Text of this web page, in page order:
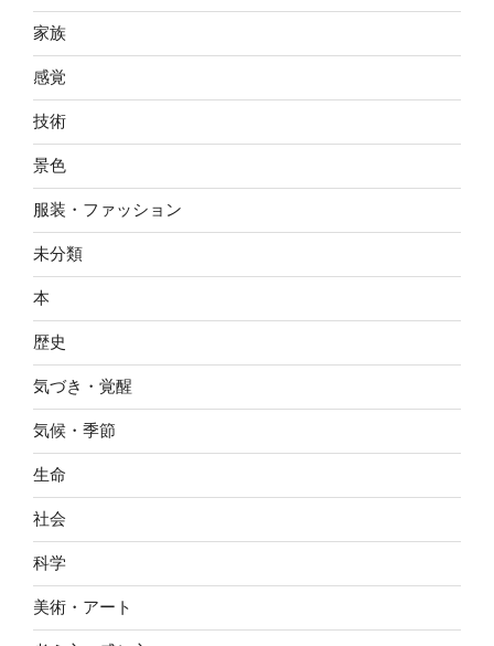
家族
感覚
技術
景色
服装・ファッション
未分類
本
歴史
気づき・覚醒
気候・季節
生命
社会
科学
美術・アート